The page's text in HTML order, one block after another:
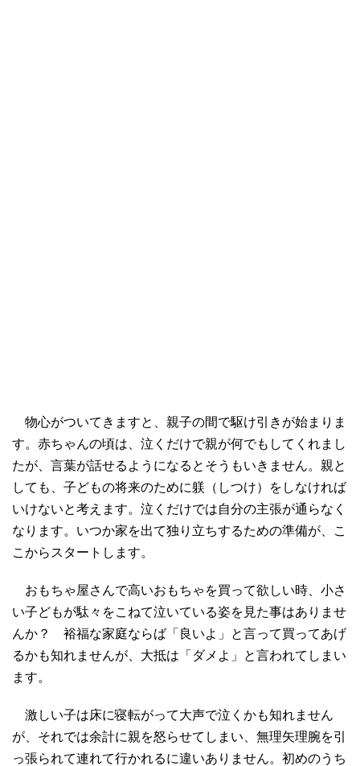
物心がついてきますと、親子の間で駆け引きが始まりま
す。赤ちゃんの頃は、泣くだけで親が何でもしてくれまし
たが、言葉が話せるようになるとそうもいきません。親と
しても、子どもの将来のために躾（しつけ）をしなければ
いけないと考えます。泣くだけでは自分の主張が通らなく
なります。いつか家を出て独り立ちするための準備が、こ
こからスタートします。
おもちゃ屋さんで高いおもちゃを買って欲しい時、小さ
い子どもが駄々をこねて泣いている姿を見た事はありませ
んか？ 裕福な家庭ならば「良いよ」と言って買ってあげ
るかも知れませんが、大抵は「ダメよ」と言われてしまい
ます。
激しい子は床に寝転がって大声で泣くかも知れません
が、それでは余計に親を怒らせてしまい、無理矢理腕を引
っ張られて連れて行かれるに違いありません。初めのうち